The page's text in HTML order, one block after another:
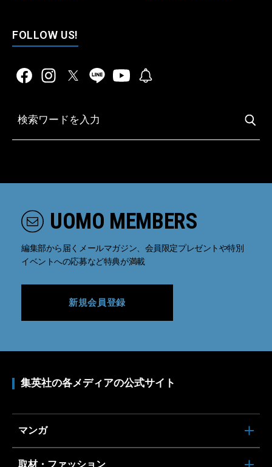
FOLLOW US!
UOMO MEMBERS
編集部から届くメールマガジン、会員限定プレゼントや特別
イベントへの応募など特典が満載
新規会員登録
集英社の各メディアの公式サイト
マンガ
取材・ファッション